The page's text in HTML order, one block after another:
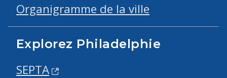
Organigramme de la ville
Explorez Philadelphie
SEPTA